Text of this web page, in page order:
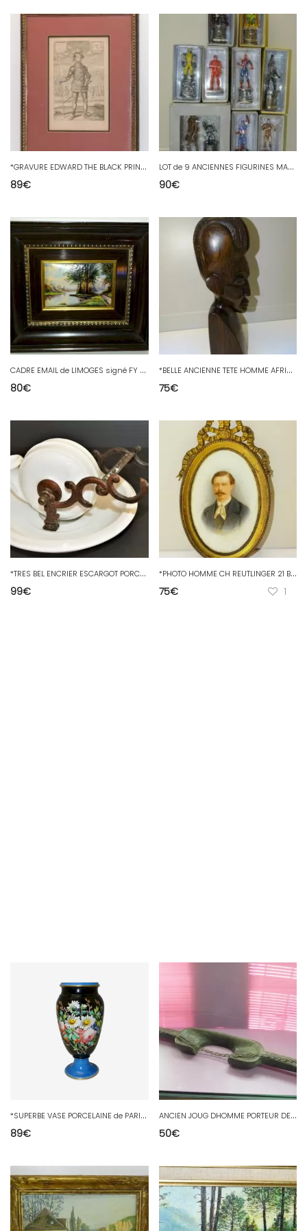
*
GRAVURE EDWARD THE BLACK PRINCE Reprinted for GREGSONS FRAGMENTS of LANCASTER D
89€
L
OT de 9 ANCIENNES FIGURINES MARVEL EAGLEMOSS PUBLICATIONS ltd COLLECTION
90€
C
ADRE EMAIL de LIMOGES signé FY CARMONA PAYSAGE BORD de RIVIERE Cadre Bois
80€
*
BELLE ANCIENNE TETE HOMME AFRICAIN BOIS LOURD Sculpté ART TRIBAL COLLECTION D
75€
*
TRES BEL ENCRIER ESCARGOT PORCELAINE et BRONZE XIXe INKWELL COLLECTION VITRINE
99€
*
PHOTO HOMME CH REUTLINGER 21 Bd MONTMARTRE PARIS EXPO UNIVERSELLE 1867 Cadre D
75€ 1
*
SUPERBE VASE PORCELAINE de PARIS Fond NOIR décor FLEURI XIXe COLLECTION NIII D
89€
A
NCIEN JOUG DHOMME PORTEUR DEAU en Bois avec ses chaines jus de grenier OUTIL
50€